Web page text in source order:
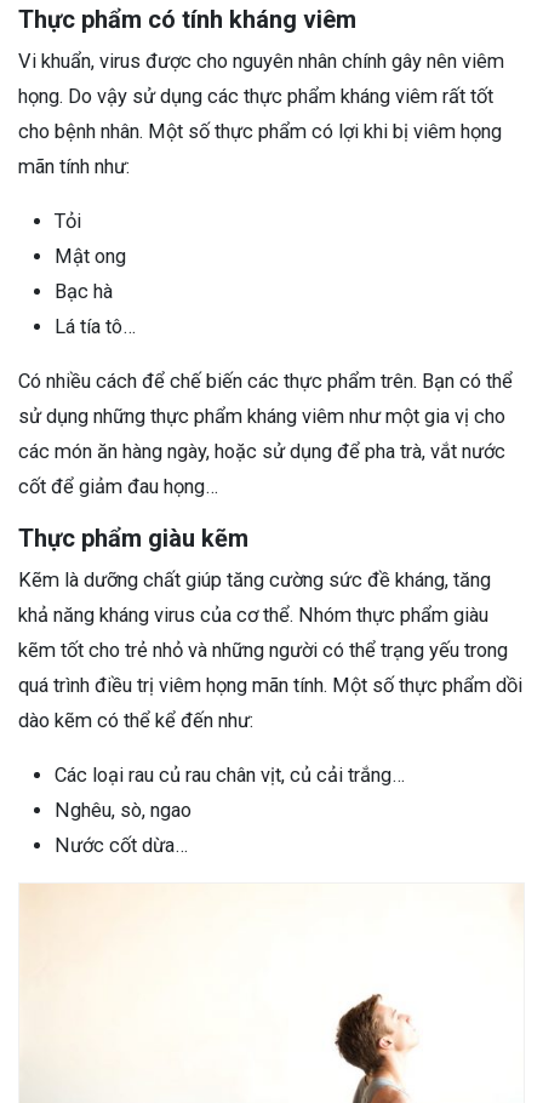
Thực phẩm có tính kháng viêm
Vi khuẩn, virus được cho nguyên nhân chính gây nên viêm
họng. Do vậy sử dụng các thực phẩm kháng viêm rất tốt
cho bệnh nhân. Một số thực phẩm có lợi khi bị viêm họng
mãn tính như:
Tỏi
Mật ong
Bạc hà
Lá tía tô…
Có nhiều cách để chế biến các thực phẩm trên. Bạn có thể
sử dụng những thực phẩm kháng viêm như một gia vị cho
các món ăn hàng ngày, hoặc sử dụng để pha trà, vắt nước
cốt để giảm đau họng…
Thực phẩm giàu kẽm
Kẽm là dưỡng chất giúp tăng cường sức đề kháng, tăng
khả năng kháng virus của cơ thể. Nhóm thực phẩm giàu
kẽm tốt cho trẻ nhỏ và những người có thể trạng yếu trong
quá trình điều trị viêm họng mãn tính. Một số thực phẩm dồi
dào kẽm có thể kể đến như:
Các loại rau củ rau chân vịt, củ cải trắng…
Nghêu, sò, ngao
Nước cốt dừa…